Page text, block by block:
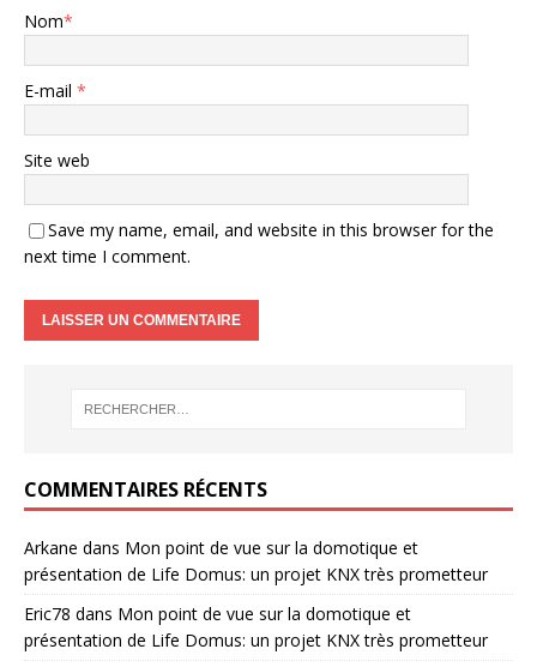
Nom*
E-mail *
Site web
Save my name, email, and website in this browser for the
next time I comment.
COMMENTAIRES RÉCENTS
Arkane dans Mon point de vue sur la domotique et
présentation de Life Domus: un projet KNX très prometteur
Eric78 dans Mon point de vue sur la domotique et
présentation de Life Domus: un projet KNX très prometteur